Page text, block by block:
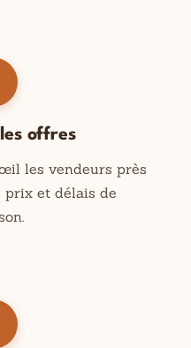
offres
les vendeurs près
prix et délais de